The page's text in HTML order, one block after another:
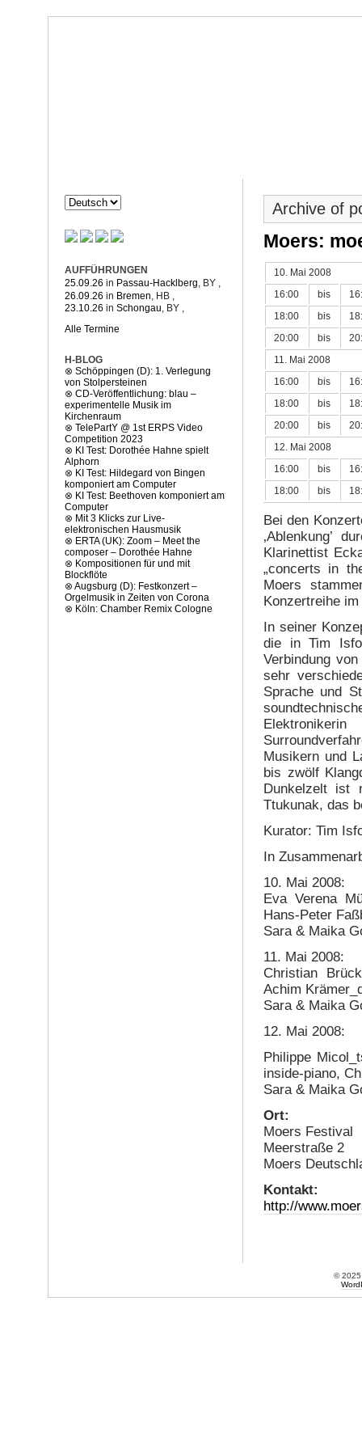
Archive of
Moers:
10. Mai 2008
16:00
bis
18:00
bis
20:00
bis
11. Mai 2008
16:00
bis
18:00
bis
20:00
bis
12. Mai 2008
16:00
bis
18:00
bis
Bei den
‚Ablenkung’
Klarinettist
„concerts in
Moers
Konzertreihe
In seiner
die in Tim
Verbindung
sehr
Sprache und
Musikern und
bis zwölf
Dunkelzelt ist
Ttukunak, das
Kurator: Tim
In
10. Mai 2008:
Eva Verena
Hans-Peter
Sara & Maika
11. Mai 2008:
Christian
Achim
Sara & Maika
12. Mai 2008:
Philippe
inside-piano,
Sara & Maika
Ort:
Moers Festival
Meerstraße 2
Moers
Kontakt:
http://
AUFFÜHRUNGEN
25.09.26 in Passau-Hacklberg , BY
26.09.26 in Bremen , HB
23.10.26 in Schongau, BY ,
Alle Termine
H-BLOG
⊗ Schöppingen (D): 1. Verlegung
von Stolpersteinen
⊗ CD-Veröffentlichung: blau –
experimentelle Musik im
Kirchenraum
⊗ TelePartY @ 1st ERPS Video
Competition 2023
⊗ KI Test: Dorothée Hahne spielt
Alphorn
⊗ KI Test: Hildegard von Bingen
komponiert am Computer
⊗ KI Test: Beethoven komponiert am
Computer
⊗ Mit 3 Klicks zur Live-
elektronischen Hausmusik
⊗ ERTA (UK): Zoom – Meet the
composer – Dorothée Hahne
⊗ Kompositionen für und mit
Blockflöte
⊗ Augsburg (D): Festkonzert –
Orgelmusik in Zeiten von Corona
⊗ Köln: Chamber Remix Cologne
©